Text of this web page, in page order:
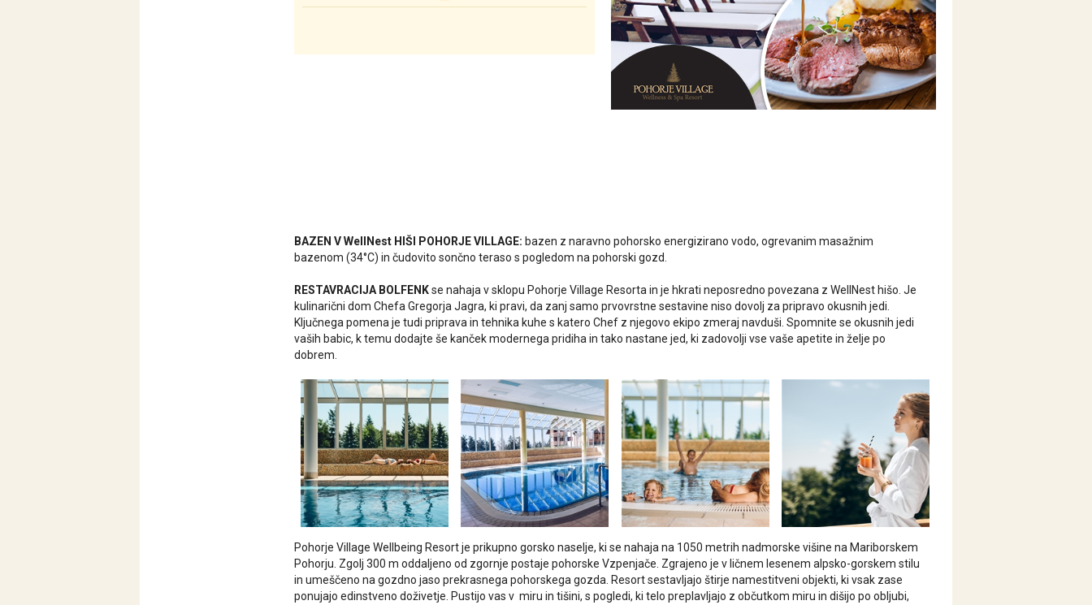
BAZEN V WellNest HIŠI POHORJE VILLAGE: bazen z naravno pohorsko energizirano vodo, ogrevanim masažnim
bazenom (34°C) in čudovito sončno teraso s pogledom na pohorski gozd.
RESTAVRACIJA BOLFENKse nahaja v sklopu Pohorje Village Resorta in je hkrati neposredno povezana z WellNest hišo. Je
kulinarični dom Chefa Gregorja Jagra, ki pravi, da zanj samo prvovrstne sestavine niso dovolj za pripravo okusnih jedi.
Ključnega pomena je tudi priprava in tehnika kuhe s katero Chef z njegovo ekipo zmeraj navduši. Spomnite se okusnih jedi
vaših babic, k temu dodajte še kanček modernega pridiha in tako nastane jed, ki zadovolji vse vaše apetite in želje po
dobrem.
Pohorje Village Wellbeing Resort je prikupno gorsko naselje, ki se nahaja na 1050 metrih nadmorske višine na Mariborskem
Pohorju. Zgolj 300 m oddaljeno od zgornje postaje pohorske Vzpenjače. Zgrajeno je v ličnem lesenem alpsko-gorskem stilu
in umeščeno na gozdno jaso prekrasnega pohorskega gozda. Resort sestavljajo štirje namestitveni objekti, ki vsak zase
ponujajo edinstveno doživetje. Pustijo vas v miru in tišini, s pogledi, ki telo preplavljajo z občutkom miru in dišijo po obljubi,